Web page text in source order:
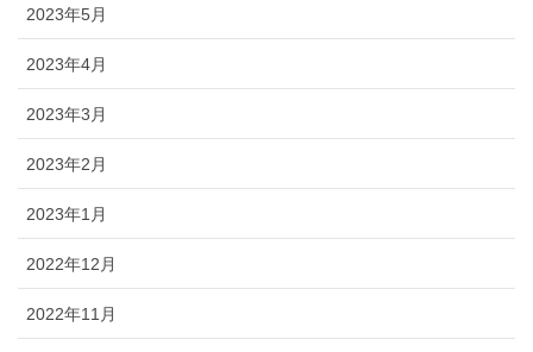
2023年5月
2023年4月
2023年3月
2023年2月
2023年1月
2022年12月
2022年11月